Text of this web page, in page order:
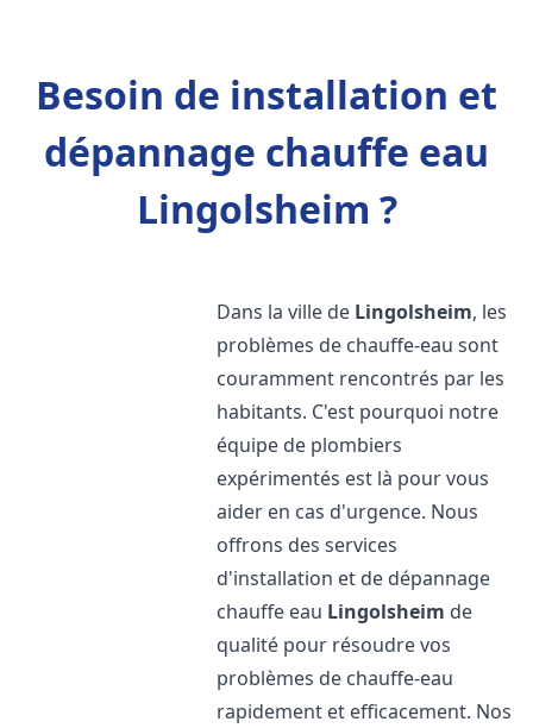
Besoin de installation et
dépannage chauffe eau
Lingolsheim ?
Dans la ville de Lingolsheim, les
problèmes de chauffe-eau sont
couramment rencontrés par les
habitants. C'est pourquoi notre
équipe de plombiers
expérimentés est là pour vous
aider en cas d'urgence. Nous
offrons des services
d'installation et de dépannage
chauffe eau Lingolsheim de
qualité pour résoudre vos
problèmes de chauffe-eau
rapidement et efficacement. Nos